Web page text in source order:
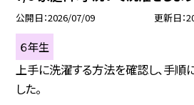
公開日 2026/07/09 更新日
６年生
上手に洗濯する方法を確認し、手順
した。